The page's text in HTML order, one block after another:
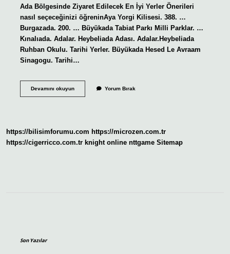
Ada Bölgesinde Ziyaret Edilecek En İyi Yerler Önerileri
nasıl seçeceğinizi öğreninAya Yorgi Kilisesi. 388. …
Burgazada. 200. … Büyükada Tabiat Parkı Milli Parklar. …
Kınalıada. Adalar. Heybeliada Adası. Adalar.Heybeliada
Ruhban Okulu. Tarihi Yerler. Büyükada Hesed Le Avraam
Sinagogu. Tarihi…
Devamını okuyunBüyük
Yorum Bırak
https://bilisimforumu.com https://microzen.com.tr
https://cigerricco.com.tr knight online nttgame Sitemap
Son Yazılar